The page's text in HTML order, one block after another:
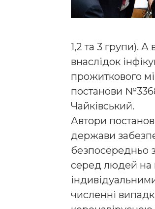
1,2 та 3 групи). А
внаслідок
прожиткового
постанови
Чайківський.
Автори
держави
безпосередньо
серед людей на
численні